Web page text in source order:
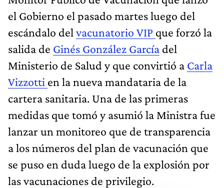
el Gobierno el pasado martes luego del
escándalo del vacunatorio VIP que forzó la
salida de Ginés González García del
Ministerio de Salud y que convirtió a Carla
Vizzotti en la nueva mandataria de la
cartera sanitaria. Una de las primeras
medidas que tomó y asumió la Ministra fue
lanzar un monitoreo que de transparencia
a los números del plan de vacunación que
se puso en duda luego de la explosión por
las vacunaciones de privilegio.